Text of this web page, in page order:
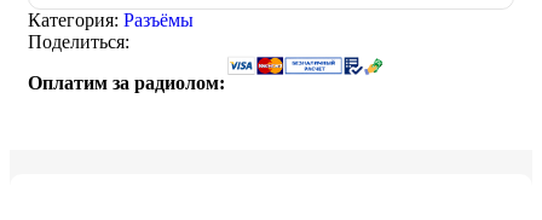
Категория: Разъёмы
Поделиться:
Оплатим за радиолом: